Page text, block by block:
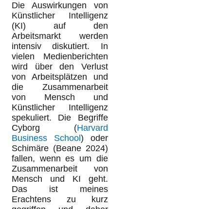
Die Auswirkungen von
Künstlicher Intelligenz
(KI) auf den
Arbeitsmarkt werden
intensiv diskutiert. In
vielen Medienberichten
wird über den Verlust
von Arbeitsplätzen und
die Zusammenarbeit
von Mensch und
Künstlicher Intelligenz
spekuliert. Die Begriffe
Cyborg (Harvard
Business School ) oder
Schimäre (Beane 2024)
fallen, wenn es um die
Zusammenarbeit von
Mensch und KI geht.
Das ist meines
Erachtens zu kurz